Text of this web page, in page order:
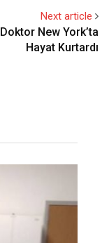
Next article
New York’ta
Hayat Kurtardı